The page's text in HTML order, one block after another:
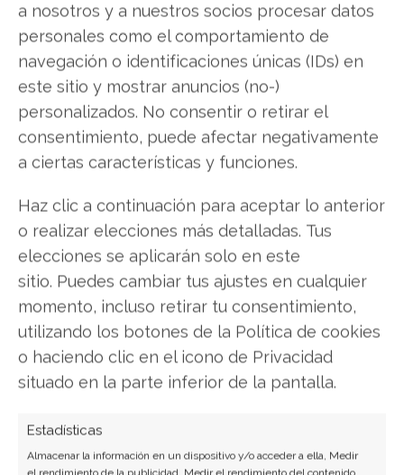
a nosotros y a nuestros socios procesar datos
personales como el comportamiento de
navegación o identificaciones únicas (IDs) en
este sitio y mostrar anuncios (no-)
personalizados. No consentir o retirar el
consentimiento, puede afectar negativamente
a ciertas características y funciones.
Haz clic a continuación para aceptar lo anterior
o realizar elecciones más detalladas. Tus
elecciones se aplicarán solo en este
sitio. Puedes cambiar tus ajustes en cualquier
momento, incluso retirar tu consentimiento,
utilizando los botones de la Política de cookies
o haciendo clic en el icono de Privacidad
situado en la parte inferior de la pantalla.
Estadísticas
Almacenar la información en un dispositivo y/o acceder a ella, Medir
empresas, desde pequeñas hasta grandes.
Ejemplos de hojas de cálculo:
Microsoft Excel
Google Spreadsheet
Software de base de datos
Son utilizadospara crear y administrar una base
de datos.Estos programas permiten mantener
organizados los datos, procesarlos y obtener
resultados:
Ejemplos de bases de datos:
MySQL
SQL Server